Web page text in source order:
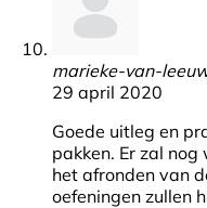
marieke-van-
29 april 2020
Goede uitleg en
pakken. Er zal
het afronden van
oefeningen zullen